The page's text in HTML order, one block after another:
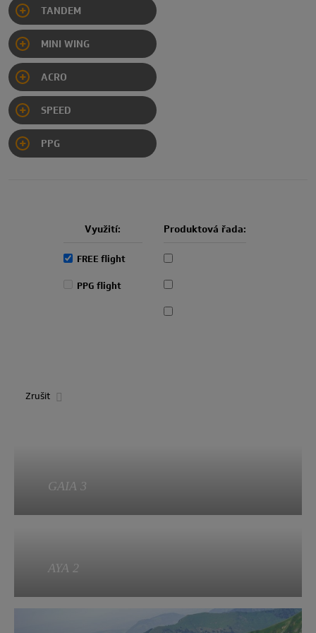
TANDEM
MINI WING
ACRO
SPEED
PPG
Využití:
FREE flight
PPG flight
Produktová řada:
Zrušit
GAIA 3
EN A
AYA 2